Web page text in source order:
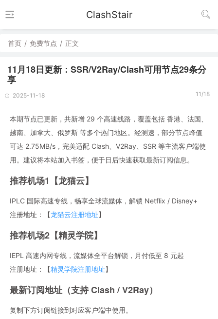
ClashStair
首页 / 免费节点 / 正文
11月18日更新：SSR/V2Ray/Clash可用节点29条分
享
2025-11-18 11/18
本期节点已更新，共新增 29 个高速线路，覆盖包括 香港、法国、
越南、加拿大、俄罗斯 等多个热门地区。经测速，部分节点峰值
可达 2.75MB/s，完美适配 Clash、V2Ray、SSR 等主流客户端使
用。建议将本站加入书签，便于日后快速获取最新订阅信息。
推荐机场1【龙猫云】
IPLC 国际高速专线，畅享全球流媒体，解锁 Netflix / Disney+
注册地址：【龙猫云注册地址】
推荐机场2【精灵学院】
IEPL 高速内网专线，流媒体全平台解锁，月付低至 8 元起
注册地址：【精灵学院注册地址】
最新订阅地址（支持 Clash / V2Ray）
复制下方订阅链接到对应客户端中使用。